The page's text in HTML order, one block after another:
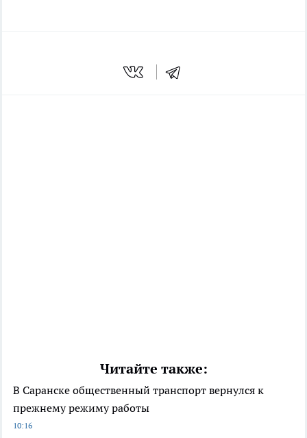
Читайте также:
В Саранске общественный транспорт вернулся к
прежнему режиму работы
10:16